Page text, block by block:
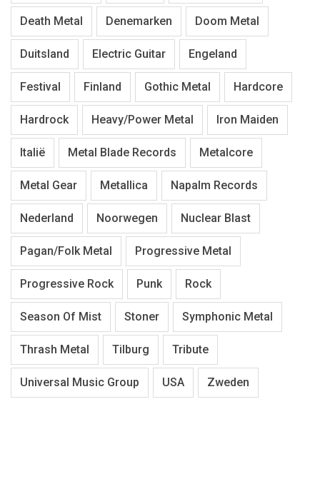
Death Metal Denemarken Doom Metal
Duitsland Electric Guitar Engeland
Festival Finland Gothic Metal Hardcore
Hardrock Heavy/Power Metal Iron Maiden
Italië Metal Blade Records Metalcore
Metal Gear Metallica Napalm Records
Nederland Noorwegen Nuclear Blast
Pagan/Folk Metal Progressive Metal
Progressive Rock Punk Rock
Season Of Mist Stoner Symphonic Metal
Thrash Metal Tilburg Tribute
Universal Music Group USA Zweden